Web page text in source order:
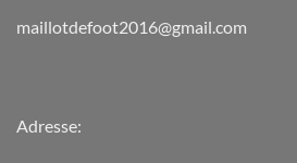
maillotdefoot2016@gmail.com
Adresse: